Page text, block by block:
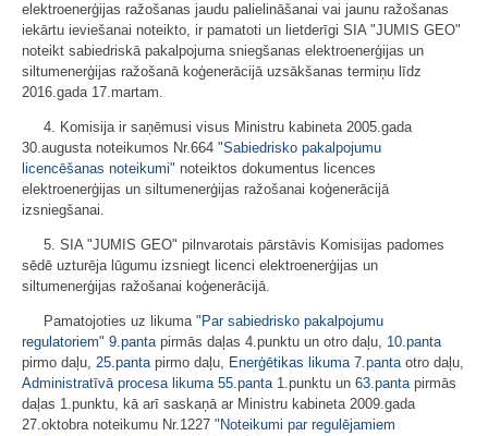
elektroenerģijas ražošanas jaudu palielināšanai vai jaunu ražošanas
iekārtu ieviešanai noteikto, ir pamatoti un lietderīgi SIA "JUMIS GEO"
noteikt sabiedriskā pakalpojuma sniegšanas elektroenerģijas un
siltumenerģijas ražošanā koģenerācijā uzsākšanas termiņu līdz
2016.gada 17.martam.
4. Komisija ir saņēmusi visus Ministru kabineta 2005.gada
30.augusta noteikumos Nr.664 "Sabiedrisko pakalpojumu
licencēšanas noteikumi" noteiktos dokumentus licences
elektroenerģijas un siltumenerģijas ražošanai koģenerācijā
izsniegšanai.
5. SIA "JUMIS GEO" pilnvarotais pārstāvis Komisijas padomes
sēdē uzturēja lūgumu izsniegt licenci elektroenerģijas un
siltumenerģijas ražošanai koģenerācijā.
Pamatojoties uz likuma " Par sabiedrisko pakalpojumu
regulatoriem" 9.pantapirmās daļas 4.punktu un otro daļu, 10.panta
pirmo daļu, 25.pantapirmo daļu, Enerģētikas likuma 7.pantaotro daļu,
Administratīvā procesa likuma 55.panta1.punktu un 63.pantapirmās
daļas 1.punktu, kā arī saskaņā ar Ministru kabineta 2009.gada
27.oktobra noteikumu Nr.1227 " Noteikumi par regulējamiem